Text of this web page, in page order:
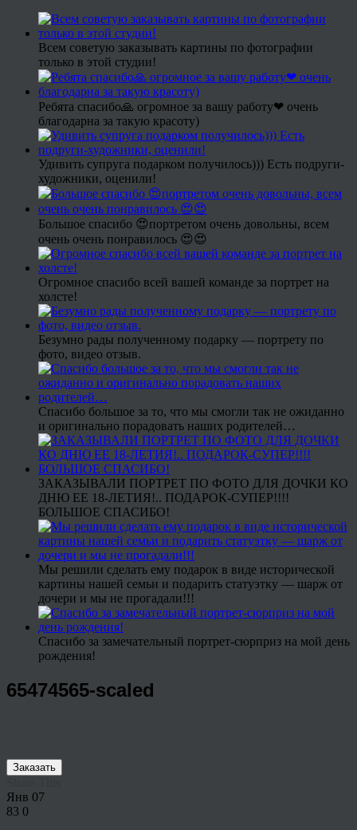
Всем советую заказывать картины по фотографии
только в этой студии!
Ребята спасибо🙏 огромное за вашу работу❤ очень
благодарна за такую красоту)
Удивить супруга подарком получилось))) Есть подруги-
художники, оценили!
Большое спасибо 😍портретом очень довольны, всем
очень очень понравилось 😍😍
Огромное спасибо всей вашей команде за портрет на
холсте!
Безумно рады полученному подарку — портрету по
фото, видео отзыв.
Спасибо большое за то, что мы смогли так не ожиданно
и оригинально порадовать наших родителей…
ЗАКАЗЫВАЛИ ПОРТРЕТ ПО ФОТО ДЛЯ ДОЧКИ КО
ДНЮ ЕЕ 18-ЛЕТИЯ!.. ПОДАРОК-СУПЕР!!!!
БОЛЬШОЕ СПАСИБО!
Мы решили сделать ему подарок в виде исторической
картины нашей семьи и подарить статуэтку — шарж от
дочери и мы не прогадали!!!
Спасибо за замечательный портрет-сюрприз на мой день
рождения!
65474565-scaled
Заказать
Янв 07
83 0